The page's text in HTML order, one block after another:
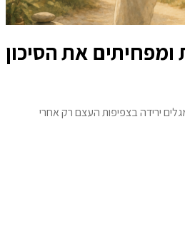
את הסיכון
ירידה בצפיפות העצם רק אחרי